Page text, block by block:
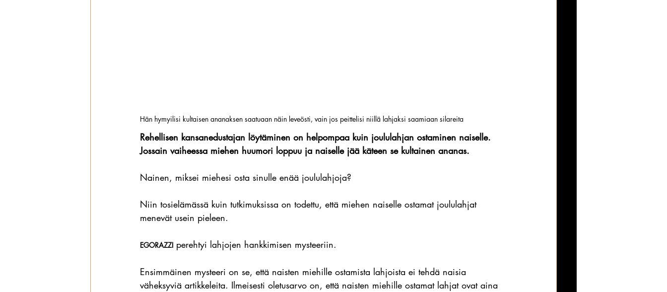
Hän hymyilisi kultaisen ananaksen saatuaan näin leveösti, vain jos peittelisi niillä lahjaksi saamiaan silareita
Rehellisen kansanedustajan löytäminen on helpompaa kuin joululahjan ostaminen naiselle.
Jossain vaiheessa miehen huumori loppuu ja naiselle jää käteen se kultainen ananas.
Nainen, miksei miehesi osta sinulle enää joululahjoja?
Niin tosielämässä kuin tutkimuksissa on todettu, että miehen naiselle ostamat joululahjat
menevät usein pieleen.
EGORAZZI perehtyi lahjojen hankkimisen mysteeriin.
Ensimmäinen mysteeri on se, että naisten miehille ostamista lahjoista ei tehdä naisia
väheksyviä artikkeleita. Ilmeisesti oletusarvo on, että naisten miehille ostamat lahjat ovat aina